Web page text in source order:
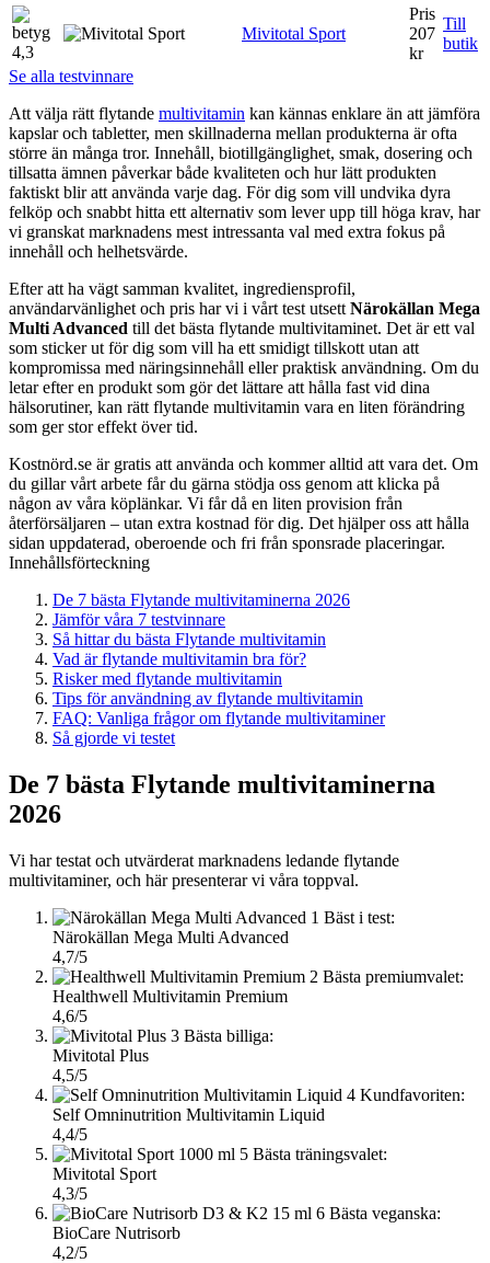
4,3
Mivitotal Sport
Pris
207
kr
Till
butik
Se alla testvinnare
Att välja rätt flytande multivitamin kan kännas enklare än att jämföra
kapslar och tabletter, men skillnaderna mellan produkterna är ofta
större än många tror. Innehåll, biotillgänglighet, smak, dosering och
tillsatta ämnen påverkar både kvaliteten och hur lätt produkten
faktiskt blir att använda varje dag. För dig som vill undvika dyra
felköp och snabbt hitta ett alternativ som lever upp till höga krav, har
vi granskat marknadens mest intressanta val med extra fokus på
innehåll och helhetsvärde.
Efter att ha vägt samman kvalitet, ingrediensprofil,
användarvänlighet och pris har vi i vårt test utsett Närokällan Mega
Multi Advanced till det bästa flytande multivitaminet. Det är ett val
som sticker ut för dig som vill ha ett smidigt tillskott utan att
kompromissa med näringsinnehåll eller praktisk användning. Om du
letar efter en produkt som gör det lättare att hålla fast vid dina
hälsorutiner, kan rätt flytande multivitamin vara en liten förändring
som ger stor effekt över tid.
Kostnörd.se är gratis att använda och kommer alltid att vara det. Om
du gillar vårt arbete får du gärna stödja oss genom att klicka på
någon av våra köplänkar. Vi får då en liten provision från
återförsäljaren – utan extra kostnad för dig. Det hjälper oss att hålla
sidan uppdaterad, oberoende och fri från sponsrade placeringar.
Innehållsförteckning
De 7 bästa Flytande multivitaminerna 2026
Jämför våra 7 testvinnare
Så hittar du bästa Flytande multivitamin
Vad är flytande multivitamin bra för?
Risker med flytande multivitamin
Tips för användning av flytande multivitamin
FAQ: Vanliga frågor om flytande multivitaminer
Så gjorde vi testet
De 7 bästa Flytande multivitaminerna
2026
Vi har testat och utvärderat marknadens ledande flytande
multivitaminer, och här presenterar vi våra toppval.
1 Bäst i test:
Närokällan Mega Multi Advanced
4,7/5
2 Bästa premiumvalet:
Healthwell Multivitamin Premium
4,6/5
3 Bästa billiga:
Mivitotal Plus
4,5/5
4 Kundfavoriten:
Self Omninutrition Multivitamin Liquid
4,4/5
5 Bästa träningsvalet:
Mivitotal Sport
4,3/5
6 Bästa veganska:
BioCare Nutrisorb
4,2/5